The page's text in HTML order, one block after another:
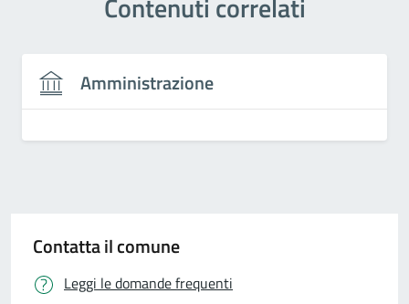
Amministrazione
Contatta il comune
Leggi le domande frequenti